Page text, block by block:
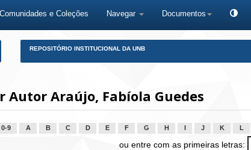
Comunidades e Coleções Navegar Documentos
REPOSITÓRIO INSTITUCIONAL DA UNB
Autor Araújo, Fabíola Guedes
0-9 A B C D E F G H J K L
ou entre com as primeiras letras: